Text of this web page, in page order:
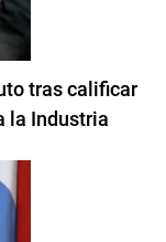
tras calificar
la Industria